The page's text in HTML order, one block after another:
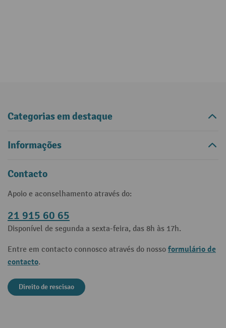
Categorias em destaque
Informações
Contacto
Apoio e aconselhamento através do:
21 915 60 65
Disponível de segunda a sexta-feira, das 8h às 17h.
Entre em contacto connosco através do nosso formulário de
contacto.
Direito de rescisao